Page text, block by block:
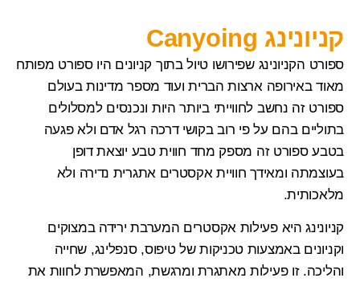
קניונינג Canyoing
ספורט הקניונינג שפירושו טיול בתוך קניונים היו ספורט מפותח
מאוד באירופה ארצות הברית ועוד מספר מדינות בעולם
ספורט זה נחשב לחווייתי ביותר היות ונכנסים למסלולים
בתוליים בהם על פי רוב בקושי דרכה רגל אדם ולא פגעה
בטבע ספורט זה מספק מחד חווית טבע יוצאת דופן
בעוצמתה ומאידך חוויית אקסטרים אתגרית נדירה ולא
מלאכותית.
קניונינגהיא פעילות אקסטרים המערבת ירידה במצוקים
וקניונים באמצעות טכניקות של טיפוס, סנפלינג, שחייה
והליכה. זו פעילות מאתגרת ומרגשת, המאפשרת לחוות את